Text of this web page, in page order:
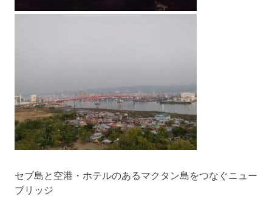
セブ島と空港・ホテルのあるマクタン島をつなぐニュー
ブリッジ